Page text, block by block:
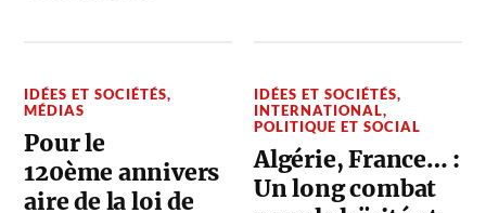
IDÉES ET SOCIÉTÉS,
MÉDIAS
Pour le
120ème annivers
aire de la loi de
IDÉES ET SOCIÉTÉS,
INTERNATIONAL,
POLITIQUE ET SOCIAL
Algérie, France… :
Un long combat